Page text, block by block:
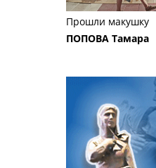
Прошли макушку
ПОПОВА Тамара